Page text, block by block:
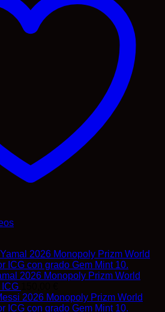
2026 Monopoly Prizm World